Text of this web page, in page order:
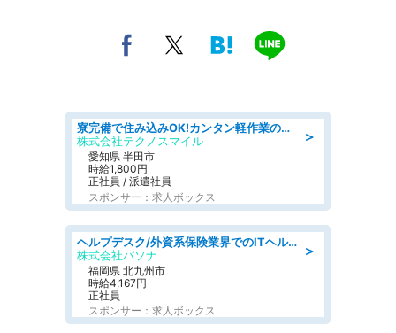
＞
寮完備で住み込みOK!カンタン軽作業のお仕事 denso aichi
株式会社テクノスマイル
愛知県 半田市
時給1,800円
正社員 / 派遣社員
スポンサー：求人ボックス
＞
ヘルプデスク/外資系保険業界でのITヘルプデスク業務/駅近/即日勤務可/ヘルプデスク
株式会社パソナ
福岡県 北九州市
時給4,167円
正社員
スポンサー：求人ボックス